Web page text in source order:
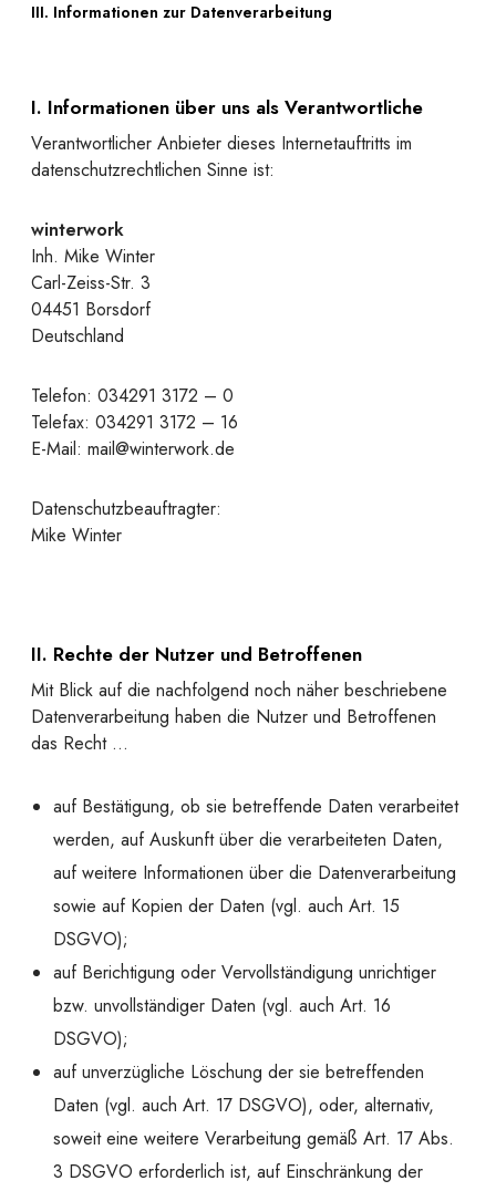
III. Informationen zur Datenverarbeitung
I. Informationen über uns als Verantwortliche
Verantwortlicher Anbieter dieses Internetauftritts im
datenschutzrechtlichen Sinne ist:
winterwork
Inh. Mike Winter
Carl-Zeiss-Str. 3
04451 Borsdorf
Deutschland
Telefon: 034291 3172 – 0
Telefax: 034291 3172 – 16
E-Mail: mail@winterwork.de
Datenschutzbeauftragter:
Mike Winter
II. Rechte der Nutzer und Betroffenen
Mit Blick auf die nachfolgend noch näher beschriebene
Datenverarbeitung haben die Nutzer und Betroffenen
das Recht …
auf Bestätigung, ob sie betreffende Daten verarbeitet
werden, auf Auskunft über die verarbeiteten Daten,
auf weitere Informationen über die Datenverarbeitung
sowie auf Kopien der Daten (vgl. auch Art. 15
DSGVO);
auf Berichtigung oder Vervollständigung unrichtiger
bzw. unvollständiger Daten (vgl. auch Art. 16
DSGVO);
auf unverzügliche Löschung der sie betreffenden
Daten (vgl. auch Art. 17 DSGVO), oder, alternativ,
soweit eine weitere Verarbeitung gemäß Art. 17 Abs.
3 DSGVO erforderlich ist, auf Einschränkung der